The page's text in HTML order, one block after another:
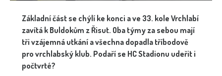
Základní část se chýlí ke konci a ve 33. kole Vrchlabí
zavítá k Buldokům z Řisut. Oba týmy za sebou mají
tři vzájemná utkání a všechna dopadla tříbodově
pro vrchlabský klub. Podaří se HC Stadionu udeřit i
počtvrté?